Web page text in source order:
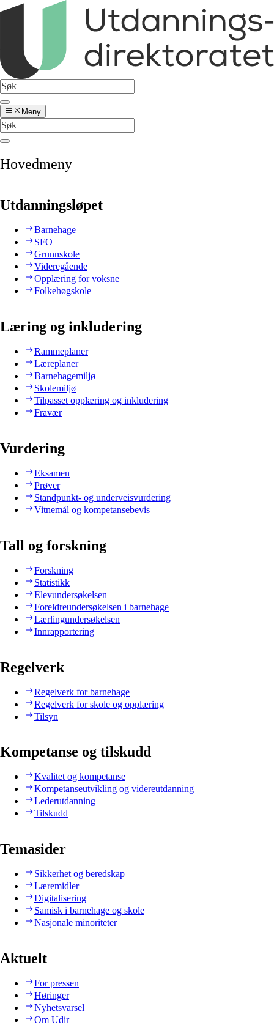
Meny
Hovedmeny
Utdanningsløpet
Barnehage
SFO
Grunnskole
Videregående
Opplæring for voksne
Folkehøgskole
Læring og inkludering
Rammeplaner
Læreplaner
Barnehagemiljø
Skolemiljø
Tilpasset opplæring og inkludering
Fravær
Vurdering
Eksamen
Prøver
Standpunkt- og underveisvurdering
Vitnemål og kompetansebevis
Tall og forskning
Forskning
Statistikk
Elevundersøkelsen
Foreldreundersøkelsen i barnehage
Lærlingundersøkelsen
Innrapportering
Regelverk
Regelverk for barnehage
Regelverk for skole og opplæring
Tilsyn
Kompetanse og tilskudd
Kvalitet og kompetanse
Kompetanseutvikling og videreutdanning
Lederutdanning
Tilskudd
Temasider
Sikkerhet og beredskap
Læremidler
Digitalisering
Samisk i barnehage og skole
Nasjonale minoriteter
Aktuelt
For pressen
Høringer
Nyhetsvarsel
Om Udir